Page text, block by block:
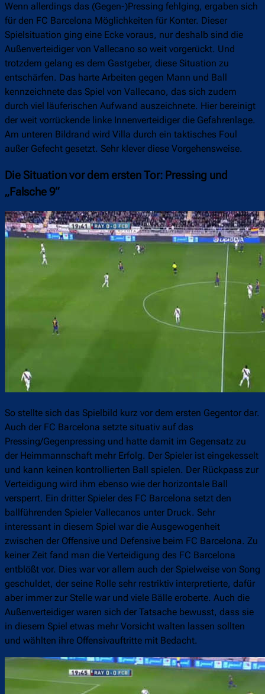
Wenn allerdings das (Gegen-)Pressing fehlging, ergaben sich
für den FC Barcelona Möglichkeiten für Konter. Dieser
Spielsituation ging eine Ecke voraus, nur deshalb sind die
Außenverteidiger von Vallecano so weit vorgerückt. Und
trotzdem gelang es dem Gastgeber, diese Situation zu
entschärfen. Das harte Arbeiten gegen Mann und Ball
kennzeichnete das Spiel von Vallecano, das sich zudem
durch viel läuferischen Aufwand auszeichnete. Hier bereinigt
der weit vorrückende linke Innenverteidiger die Gefahrenlage.
Am unteren Bildrand wird Villa durch ein taktisches Foul
außer Gefecht gesetzt. Sehr klever diese Vorgehensweise.
Die Situation vor dem ersten Tor: Pressing und
„Falsche 9“
So stellte sich das Spielbild kurz vor dem ersten Gegentor dar.
Auch der FC Barcelona setzte situativ auf das
Pressing/Gegenpressing und hatte damit im Gegensatz zu
der Heimmannschaft mehr Erfolg. Der Spieler ist eingekesselt
und kann keinen kontrollierten Ball spielen. Der Rückpass zur
Verteidigung wird ihm ebenso wie der horizontale Ball
versperrt. Ein dritter Spieler des FC Barcelona setzt den
ballführenden Spieler Vallecanos unter Druck. Sehr
interessant in diesem Spiel war die Ausgewogenheit
zwischen der Offensive und Defensive beim FC Barcelona. Zu
keiner Zeit fand man die Verteidigung des FC Barcelona
entblößt vor. Dies war vor allem auch der Spielweise von Song
geschuldet, der seine Rolle sehr restriktiv interpretierte, dafür
aber immer zur Stelle war und viele Bälle eroberte. Auch die
Außenverteidiger waren sich der Tatsache bewusst, dass sie
in diesem Spiel etwas mehr Vorsicht walten lassen sollten
und wählten ihre Offensivauftritte mit Bedacht.